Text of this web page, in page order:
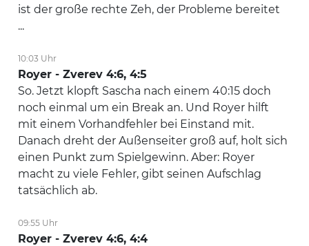
ist der große rechte Zeh, der Probleme bereitet
...
10:03 Uhr
Royer - Zverev 4:6, 4:5
So. Jetzt klopft Sascha nach einem 40:15 doch
noch einmal um ein Break an. Und Royer hilft
mit einem Vorhandfehler bei Einstand mit.
Danach dreht der Außenseiter groß auf, holt sich
einen Punkt zum Spielgewinn. Aber: Royer
macht zu viele Fehler, gibt seinen Aufschlag
tatsächlich ab.
09:55 Uhr
Royer - Zverev 4:6, 4:4